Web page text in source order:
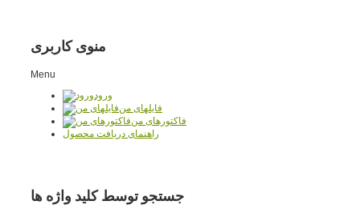
منوی کاربری
Menu
ورود
فایلهای من
فاکتورهای من
راهنمای دریافت محصول
جستجو توسط کلید واژه ها